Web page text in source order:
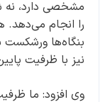
مشخصی دارد، نه
را انجام می‌دهد.
بنگاه‌ها ورشکست
نیز با ظرفیت
وی افزود: ما